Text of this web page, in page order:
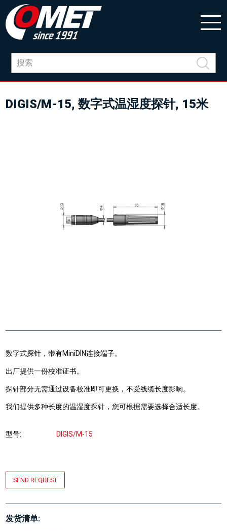
DIGIS/M-15, 数字式温湿度探针, 15米
数字式探针，带有MiniDIN连接端子。
出厂提供一份校准证书。
探针部分无需通过设备校准即可更换，不受线缆长度影响。
我们提供多种长度的温湿度探针，您可根据需要选择合适长度。
型号 DIGIS/M-15
SEND REQUEST
发货清单: